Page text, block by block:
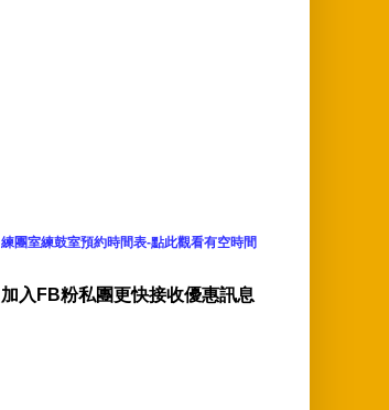
練團室練鼓室預約時間表-點此觀看有空時間
加入FB粉私團更快接收優惠訊息